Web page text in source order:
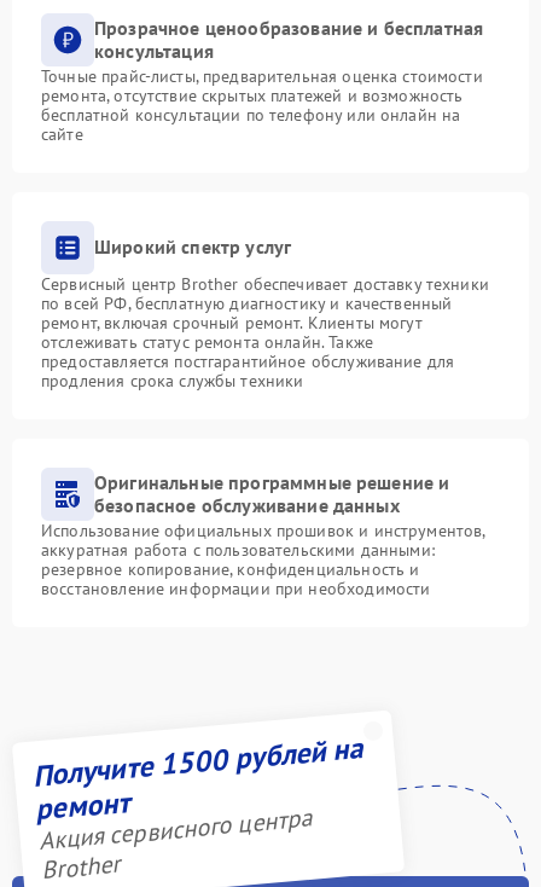
Прозрачное ценообразование и бесплатная
консультация
Точные прайс-листы, предварительная оценка стоимости
ремонта, отсутствие скрытых платежей и возможность
бесплатной консультации по телефону или онлайн на
сайте
Широкий спектр услуг
Сервисный центр Brother обеспечивает доставку техники
по всей РФ, бесплатную диагностику и качественный
ремонт, включая срочный ремонт. Клиенты могут
отслеживать статус ремонта онлайн. Также
предоставляется постгарантийное обслуживание для
продления срока службы техники
Оригинальные программные решение и
безопасное обслуживание данных
Использование официальных прошивок и инструментов,
аккуратная работа с пользовательскими данными:
резервное копирование, конфиденциальность и
восстановление информации при необходимости
Получите 1500 рублей на
ремонт
Акция сервисного центра
Brother